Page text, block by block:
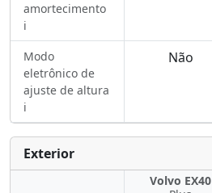
amortecimento
ℹ️
Modo
eletrônico de
ajuste de altura
ℹ️
Não
Exterior
Volvo EX40